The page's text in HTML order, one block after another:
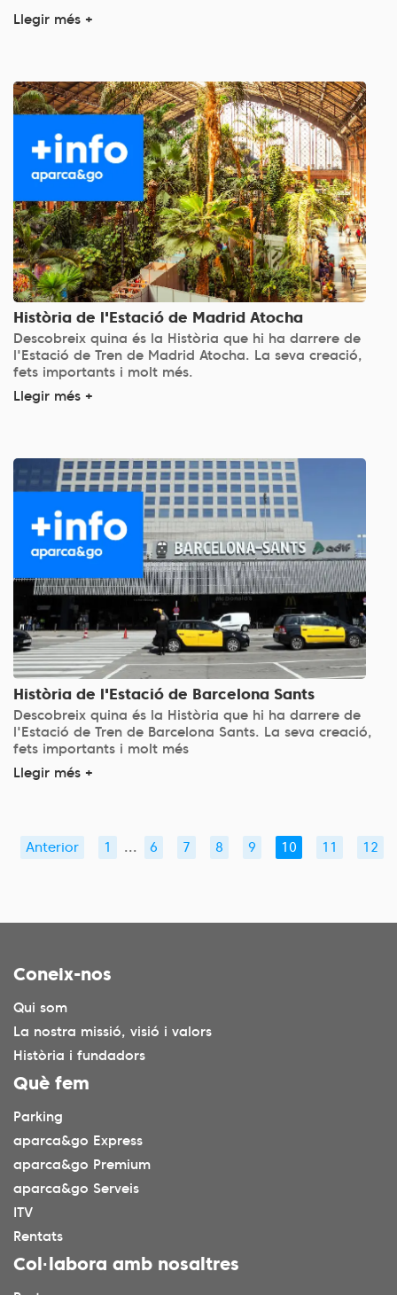
Llegir més +
Història de l'Estació de Madrid Atocha
Descobreix quina és la Història que hi ha darrere de
l'Estació de Tren de Madrid Atocha. La seva creació,
fets importants i molt més.
Llegir més +
Història de l'Estació de Barcelona Sants
Descobreix quina és la Història que hi ha darrere de
l'Estació de Tren de Barcelona Sants. La seva creació,
fets importants i molt més
Llegir més +
Anterior 1 ... 6 7 8 9 10 11 12
Coneix-nos
Qui som
La nostra missió, visió i valors
Història i fundadors
Què fem
Parking
aparca&go Express
aparca&go Premium
aparca&go Serveis
ITV
Rentats
Col·labora amb nosaltres